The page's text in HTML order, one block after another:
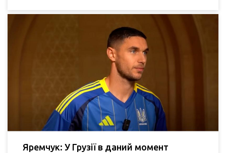
Яремчук: У Грузії в даний момент